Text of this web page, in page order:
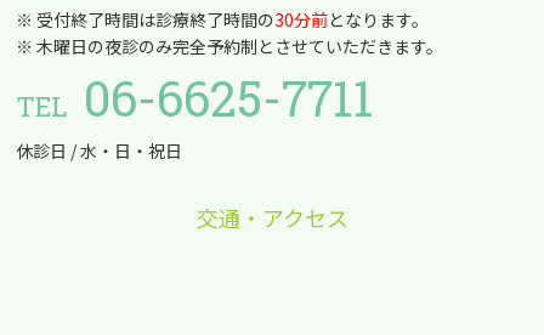
※ 受付終了時間は診療終了時間の30分前となります。
※ 木曜日の夜診のみ完全予約制とさせていただきます。
TEL 06-6625-7711
休診日 / 水・日・祝日
交通・アクセス